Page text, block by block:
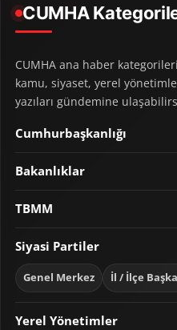
CUMHA
CUMHA ana haber
kamu, siyaset, yerel
yazıları gündemine
Cumhurbaşkanlığı
Bakanlıklar
TBMM
Siyasi Partiler
Genel Merkez İl / İlçe
Yerel Yönetimler